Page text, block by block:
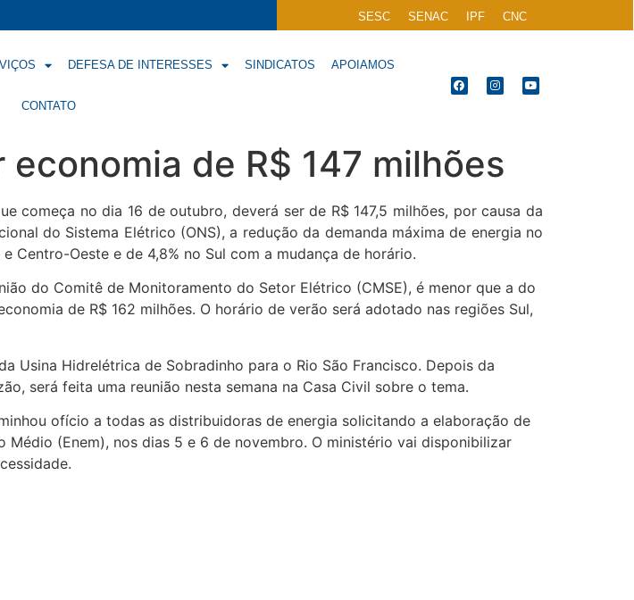
SESC SENAC IPF CNC
DEFESA DE INTERESSES SINDICATOS APOIAMOS
CONTATO
de R$ 147 milhões
começa no dia 16 de outubro, deverá ser de R$ 147,5 milhões, por causa da
do Sistema Elétrico (ONS), a redução da demanda máxima de energia no
Centro-Oeste e de 4,8% no Sul com a mudança de horário.
do Comitê de Monitoramento do Setor Elétrico (CMSE), é menor que a do
de R$ 162 milhões. O horário de verão será adotado nas regiões Sul,
Usina Hidrelétrica de Sobradinho para o Rio São Francisco. Depois da
será feita uma reunião nesta semana na Casa Civil sobre o tema.
ofício a todas as distribuidoras de energia solicitando a elaboração de
(Enem), nos dias 5 e 6 de novembro. O ministério vai disponibilizar